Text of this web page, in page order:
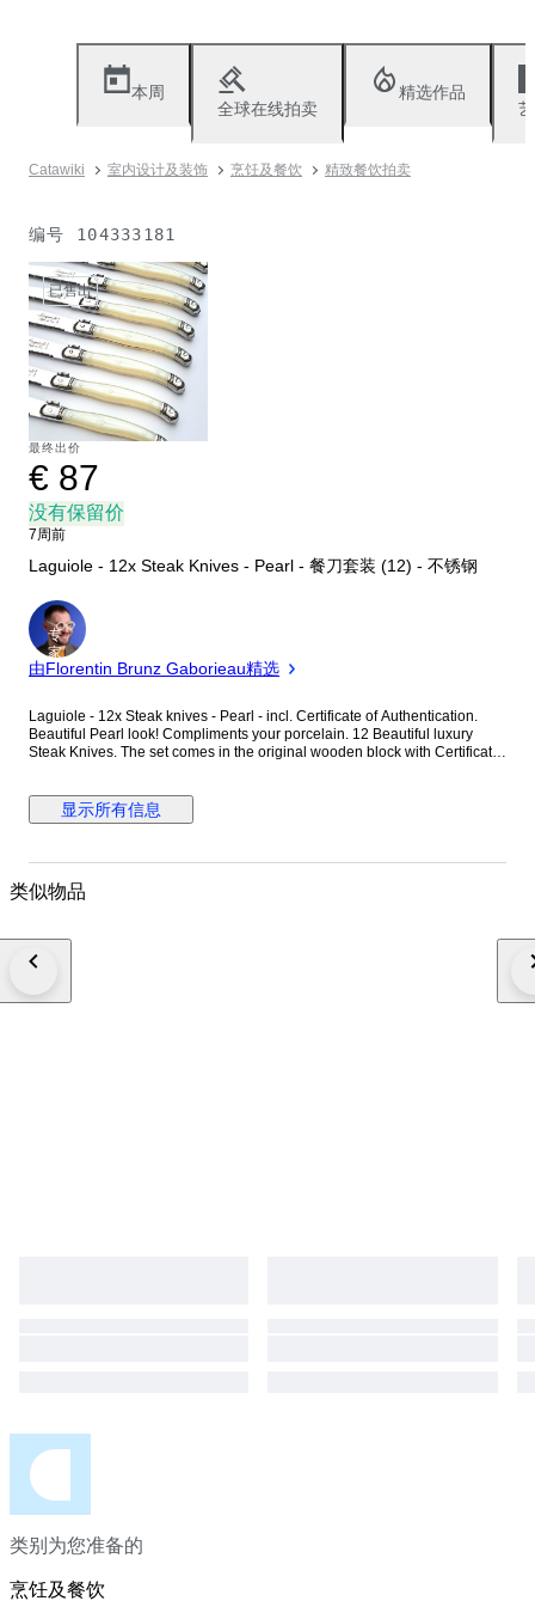
本周
全球在线拍卖
精选作品
Catawiki 室内设计及装饰 烹饪及餐饮 精致餐饮拍卖
编号 104333181
已售出
最终出价
€ 87
没有保留价
7周前
Laguiole - 12x Steak Knives - Pearl - 餐刀套装 (12) - 不锈钢
专
家
由Florentin Brunz Gaborieau精选
Laguiole - 12x Steak knives - Pearl - incl. Certificate of Authentication.
Beautiful Pearl look! Compliments your porcelain. 12 Beautiful luxury
Steak Knives. The set comes in the original wooden block with Certificate
Material (blade): Acier Inox (stainless steel). Blade length: 11 cm
Packaging: Original wooden storage Box. Condition: New, not used.
carefully and shipped insured worldwide with a Track-and-Trace code.
显示所有信息
类似物品
类别为您准备的
烹饪及餐饮